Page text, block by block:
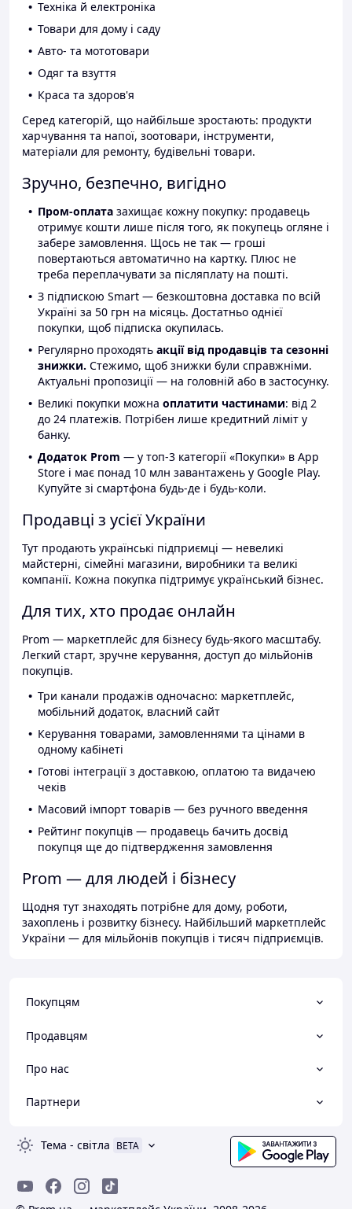
Техніка й електроніка
Товари для дому і саду
Авто- та мототовари
Одяг та взуття
Краса та здоров'я
Серед категорій, що найбільше зростають: продукти
харчування та напої, зоотовари, інструменти,
матеріали для ремонту, будівельні товари.
Зручно, безпечно, вигідно
Пром-оплата захищає кожну покупку: продавець
отримує кошти лише після того, як покупець огляне і
забере замовлення. Щось не так — гроші
повертаються автоматично на картку. Плюс не
треба переплачувати за післяплату на пошті.
З підпискою Smart — безкоштовна доставка по всій
Україні за 50 грн на місяць. Достатньо однієї
покупки, щоб підписка окупилась.
Регулярно проходять акції від продавців та сезонні
знижки. Стежимо, щоб знижки були справжніми.
Актуальні пропозиції — на головній або в застосунку.
Великі покупки можна оплатити частинами: від 2
до 24 платежів. Потрібен лише кредитний ліміт у
банку.
Додаток Prom — у топ-3 категорії «Покупки» в App
Store і має понад 10 млн завантажень у Google Play.
Купуйте зі смартфона будь-де і будь-коли.
Продавці з усієї України
Тут продають українські підприємці — невеликі
майстерні, сімейні магазини, виробники та великі
компанії. Кожна покупка підтримує український бізнес.
Для тих, хто продає онлайн
Prom — маркетплейс для бізнесу будь-якого масштабу.
Легкий старт, зручне керування, доступ до мільйонів
покупців.
Три канали продажів одночасно: маркетплейс,
мобільний додаток, власний сайт
Керування товарами, замовленнями та цінами в
одному кабінеті
Готові інтеграції з доставкою, оплатою та видачею
чеків
Масовий імпорт товарів — без ручного введення
Рейтинг покупців — продавець бачить досвід
покупця ще до підтвердження замовлення
Prom — для людей і бізнесу
Щодня тут знаходять потрібне для дому, роботи,
захоплень і розвитку бізнесу. Найбільший маркетплейс
України — для мільйонів покупців і тисяч підприємців.
Покупцям
Продавцям
Про нас
Партнери
Тема - світла BETA